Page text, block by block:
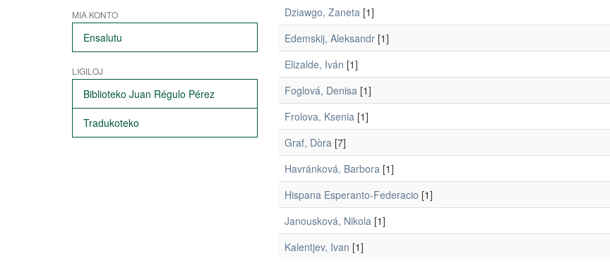
MIA KONTO
Ensalutu
LIGILOJ
Biblioteko Juan Régulo Pérez
Tradukoteko
Dziawgo, Zaneta[1]
Edemskij, Aleksandr[1]
Elizalde, Iván [1]
Foglová, Denisa[1]
Frolova, Ksenia[1]
Graf, Dòra[7]
Havránková, Barbora[1]
Hispana Esperanto-Federacio [1]
Janousková, Nikola[1]
Kalentjev, Ivan [1]